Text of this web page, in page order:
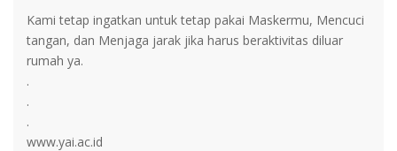
Kami tetap ingatkan untuk tetap pakai Maskermu, Mencuci
tangan, dan Menjaga jarak jika harus beraktivitas diluar
rumah ya.
.
.
.
www.yai.ac.id